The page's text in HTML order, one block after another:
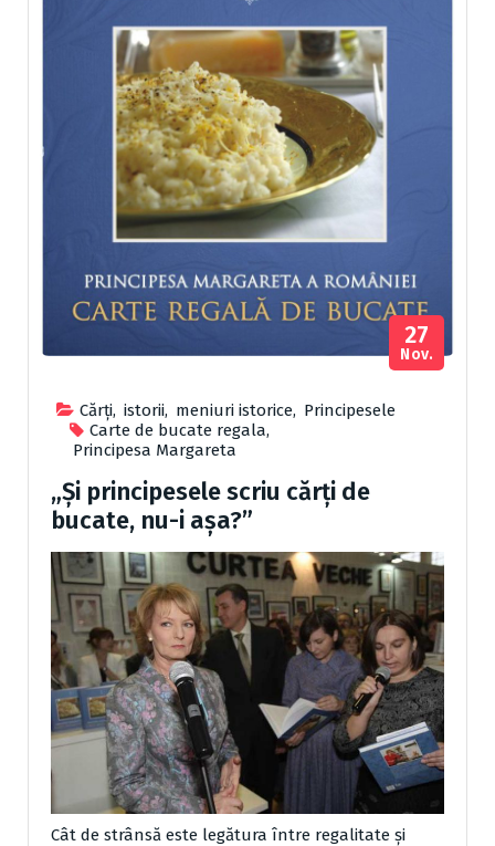
Cărţi, istorii, meniuri istorice, Principesele
Carte de bucate regala,
Principesa Margareta
27
Nov.
„Și principesele scriu cărți de
bucate, nu-i așa?”
Cât de strânsă este legătura între regalitate şi